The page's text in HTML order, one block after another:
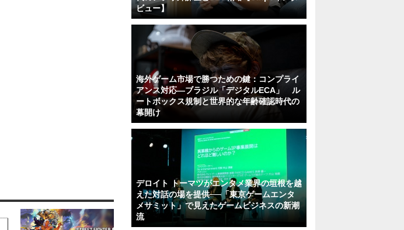
ビュー】
海外ゲーム市場で勝つための鍵：コンプライ
アンス対応—ブラジル「デジタルECA」 ル
ートボックス規制と世界的な年齢確認時代の
幕開け
デロイト トーマツがエンタメ業界の垣根を越
えた対話の場を提供──「東京ゲームエンタ
メサミット」で見えたゲームビジネスの新潮
流